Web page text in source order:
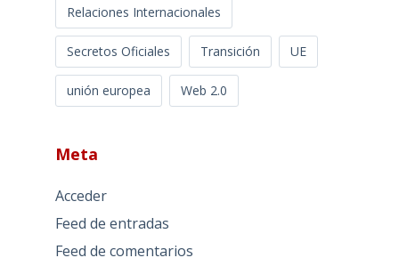
Relaciones Internacionales
Secretos Oficiales Transición UE
unión europea Web 2.0
Meta
Acceder
Feed de entradas
Feed de comentarios